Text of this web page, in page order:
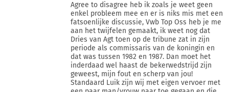
Agree to disagree heb ik zoals je weet geen
enkel probleem mee en er is niks mis met een
fatsoenlijke discussie, Vwb Top Oss heb je me
aan het twijfelen gemaakt, ik weet nog dat
Dries van Agt toen op de tribune zat in zijn
periode als commissaris van de koningin en
dat was tussen 1982 en 1987. Dan moet het
inderdaad wel haast de bekerwedstrijd zijn
geweest, mijn fout en scherp van jou!
Standaard Luik zijn wij met eigen vervoer met